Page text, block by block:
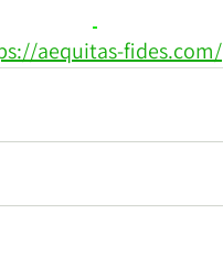
aequitas-fides.com/